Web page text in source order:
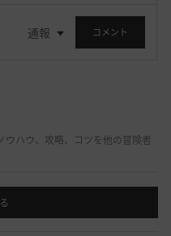
通報 コメント
ウハウ、攻略、コツを他の冒険者